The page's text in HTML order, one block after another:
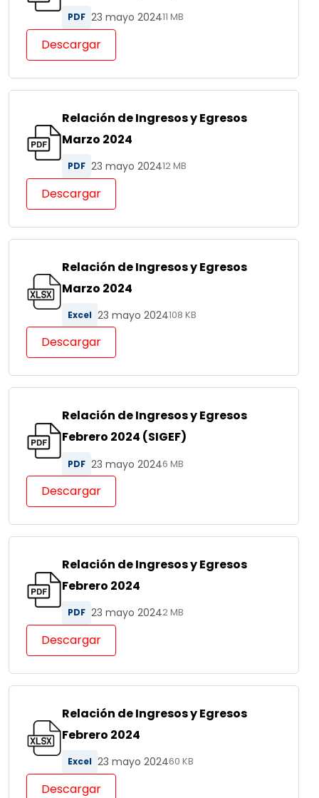
PDF 23 mayo 202411 MB
Descargar
Relación de Ingresos y Egresos
Marzo 2024
PDF 23 mayo 202412 MB
Descargar
Relación de Ingresos y Egresos
Marzo 2024
Excel 23 mayo 2024108 KB
Descargar
Relación de Ingresos y Egresos
Febrero 2024 (SIGEF)
PDF 23 mayo 20246 MB
Descargar
Relación de Ingresos y Egresos
Febrero 2024
PDF 23 mayo 20242 MB
Descargar
Relación de Ingresos y Egresos
Febrero 2024
Excel 23 mayo 202460 KB
Descargar